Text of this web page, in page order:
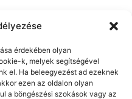
érdekében olyan
k, melyek segítségével
el. Ha beleegyezést ad ezeknek
ezen az oldalon olyan
a böngészési szokások vagy az